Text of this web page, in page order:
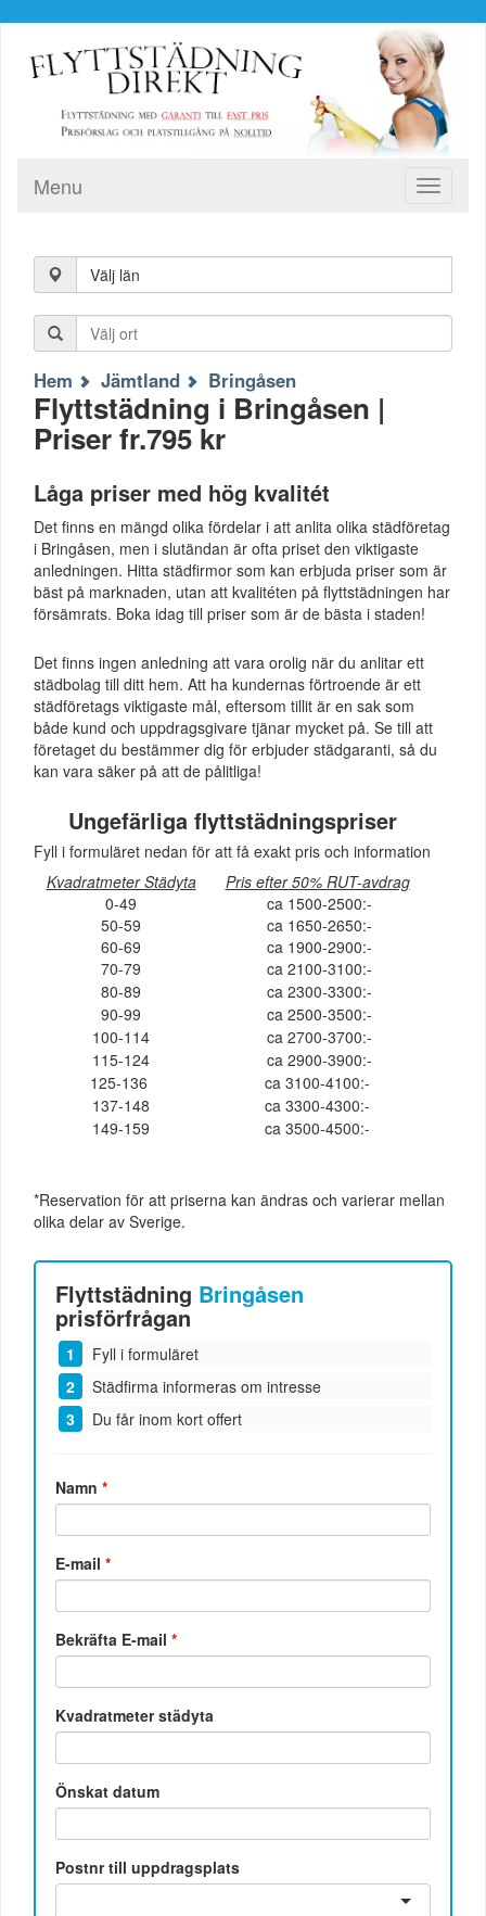
Toggle
Menu
Välj län
Hem Jämtland Bringåsen
Flyttstädning i Bringåsen |
Priser fr.795 kr
Låga priser med hög kvalitét
Det finns en mängd olika fördelar i att anlita olika städföretag
i Bringåsen, men i slutändan är ofta priset den viktigaste
anledningen. Hitta städfirmor som kan erbjuda priser som är
bäst på marknaden, utan att kvalitéten på flyttstädningen har
försämrats. Boka idag till priser som är de bästa i staden!
Det finns ingen anledning att vara orolig när du anlitar ett
städbolag till ditt hem. Att ha kundernas förtroende är ett
städföretags viktigaste mål, eftersom tillit är en sak som
både kund och uppdragsgivare tjänar mycket på. Se till att
företaget du bestämmer dig för erbjuder städgaranti, så du
kan vara säker på att de pålitliga!
Ungefärliga flyttstädningspriser
Fyll i formuläret nedan för att få exakt pris och information
Kvadratmeter Städyta
Pris efter 50% RUT-avdrag
0-49
ca 1500-2500:-
50-59
ca 1650-2650:-
60-69
ca 1900-2900:-
70-79
ca 2100-3100:-
80-89
ca 2300-3300:-
90-99
ca 2500-3500:-
100-114
ca 2700-3700:-
115-124
ca 2900-3900:-
125-136
ca 3100-4100:-
137-148
ca 3300-4300:-
149-159
ca 3500-4500:-
*Reservation för att priserna kan ändras och varierar mellan
olika delar av Sverige.
Flyttstädning Bringåsen
prisförfrågan
Fyll i formuläret
Städfirma informeras om intresse
Du får inom kort offert
Namn*
E-mail*
Bekräfta E-mail*
Kvadratmeter städyta
Önskat datum
Postnr till uppdragsplats